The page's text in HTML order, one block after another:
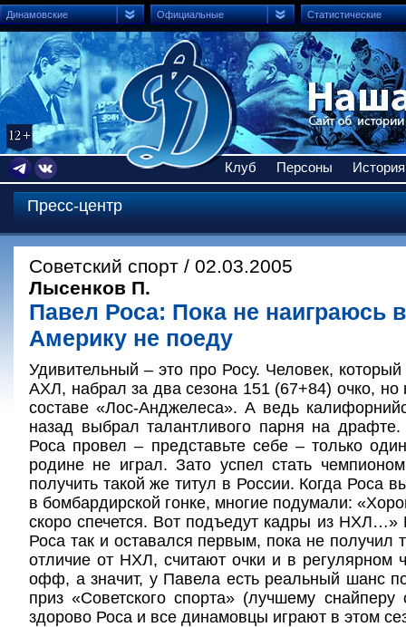
Динамовские Официальные Статистические
Клуб Персоны История
Пресс-центр
Советский спорт / 02.03.2005
Лысенков П.
Павел Роса: Пока не наиграюсь
Америку не поеду
Удивительный – это про Росу. Человек,
АХЛ, набрал за два сезона 151 (67+84) очко, но
составе «Лос-Анджелеса». А ведь
назад выбрал талантливого парня на драфте.
Роса провел – представьте себе – только
родине не играл. Зато успел стать
получить такой же титул в России. Когда Роса
в бомбардирской гонке, многие подумали:
скоро спечется. Вот подъедут кадры из
Роса так и оставался первым, пока не получил
отличие от НХЛ, считают очки и в регулярном
офф, а значит, у Павела есть реальный шанс
приз «Советского спорта» (лучшему
здорово Роса и все динамовцы играют в этом